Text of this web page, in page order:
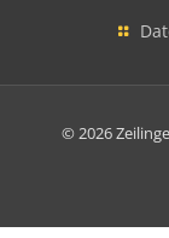
© 2026